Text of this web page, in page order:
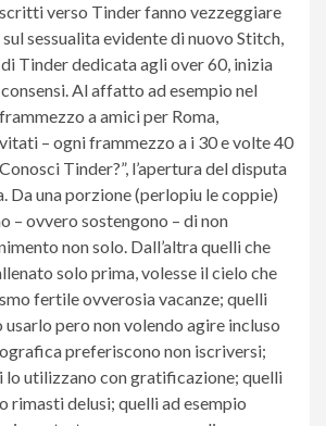
verso Tinder fanno vezzeggiare
sessualita evidente di nuovo Stitch,
Tinder dedicata agli over 60, inizia
Al affatto ad esempio nel
a amici per Roma,
– ogni frammezzo a i 30 e volte 40
Tinder?”, l’apertura del disputa
Da una porzione (perlopiu le coppie)
– ovvero sostengono – di non
non solo. Dall’altra quelli che
solo prima, volesse il cielo che
fertile ovverosia vacanze; quelli
pero non volendo agire incluso
preferiscono non iscriversi;
lo utilizzano con gratificazione; quelli
rimasti delusi; quelli ad esempio